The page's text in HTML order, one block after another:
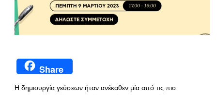
Share
Η δημιουργία γεύσεων ήταν ανέκαθεν μία από τις πιο